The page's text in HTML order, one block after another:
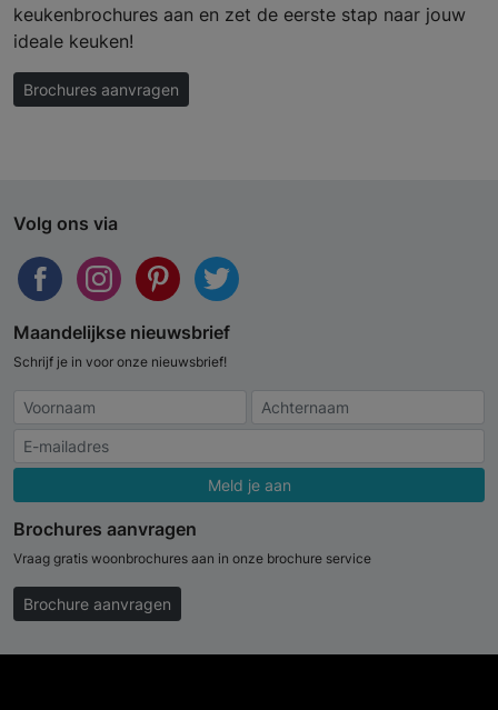
keukenbrochures aan en zet de eerste stap naar jouw
ideale keuken!
Brochures aanvragen
Volg ons via
Maandelijkse nieuwsbrief
Schrijf je in voor onze nieuwsbrief!
Meld je aan
Brochures aanvragen
Vraag gratis woonbrochures aan in onze brochure service
Brochure aanvragen